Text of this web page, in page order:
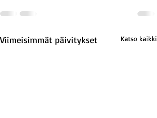
Viimeisimmät päivitykset Katso kaikki